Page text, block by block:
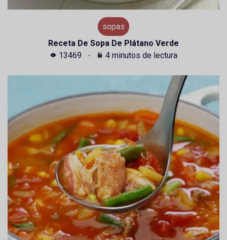
sopas
Receta De Sopa De Plátano Verde
13469
4 minutos de lectura